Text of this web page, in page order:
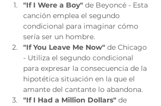
"If I Were a Boy" de Beyoncé - Esta
canción emplea el segundo
condicional para imaginar cómo
sería ser un hombre.
"If You Leave Me Now" de Chicago
- Utiliza el segundo condicional
para expresar la consecuencia de la
hipotética situación en la que el
amante del cantante lo abandona.
"If I Had a Million Dollars" de